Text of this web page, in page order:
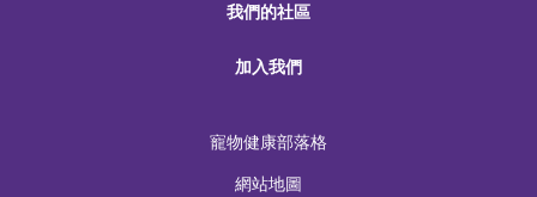
我們的社區
加入我們
寵物健康部落格
網站地圖